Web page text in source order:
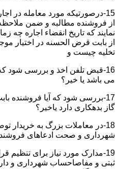
15-درصورتیکه مورد معامله در
از فروشنده مطالبه و ضمن
نمایند که تاریخ انقضاء اجاره چه
از بابت قرض الحسنه در اختیار
تخلیه چیست و
16-قبض تلفن اخذ و بررسی شود
می باشد یا خیر؟
17-بررسی شود که آیا فروشنده
گاز بدهکاری دارد یاخیر؟
18-در معاملات بزرگ به خریدار
شهرداری و صحت ادعاهای
19-مدارک مورد نیاز برای تنظیم
ثبتی و مفاصاحساب شهرداری و